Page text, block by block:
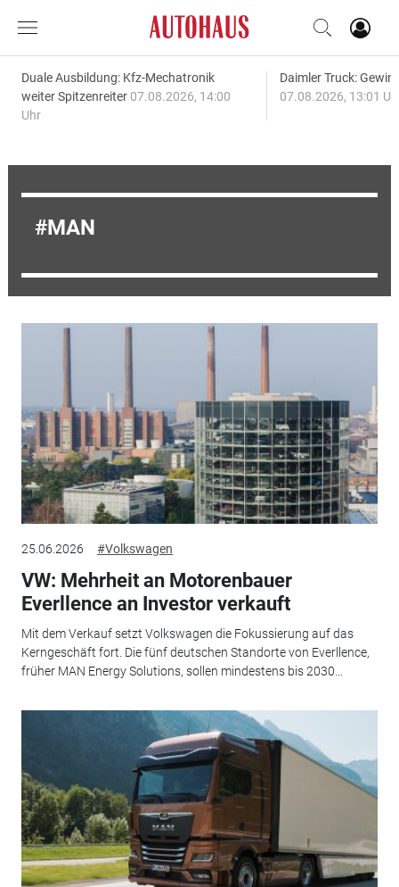
Duale Ausbildung: Kfz-Mechatronik
weiter Spitzenreiter 07.08.2026, 14:00
Uhr
Daimler Truck:
07.08.2026, 13:01
MAN
25.06.2026 #Volkswagen
VW: Mehrheit an Motorenbauer
Everllence an Investor verkauft
Mit dem Verkauf setzt Volkswagen die Fokussierung auf das
Kerngeschäft fort. Die fünf deutschen Standorte von Everllence,
früher MAN Energy Solutions, sollen mindestens bis 2030...